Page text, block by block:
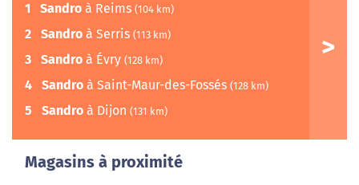
1 Sandro à Reims (104 km)
2 Sandro à Serris (113 km)
3 Sandro à Évry (128 km)
4 Sandro à Saint-Maur-des-Fossés (128 km)
5 Sandro à Dijon (131 km)
Magasins à proximité